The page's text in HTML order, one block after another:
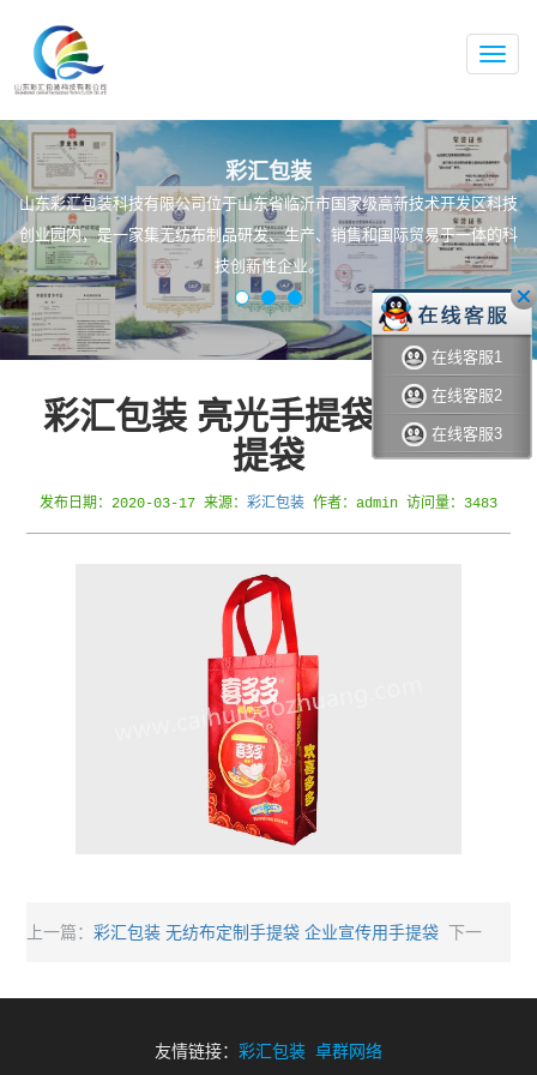
无
纺
手
袋,
无
纺
布
袋,
专
业
无
纺
布
袋
生
厂
家
彩汇包装
山东彩汇包装科技有限公司位于山东省临沂市国家级高新技术开发区科技
创业园内，是一家集无纺布制品研发、生产、销售和国际贸易于一体的科
技创新性企业。
彩汇包装 亮光手提袋 定做手
提袋
发布日期：2020-03-17 来源： 彩汇包装 作者：admin 访问量：3483
上一篇：彩汇包装 无纺布定制手提袋 企业宣传用手提袋 下一
篇：
友情链接： 彩汇包装 卓群网络
在线客服1
在线客服2
在线客服3